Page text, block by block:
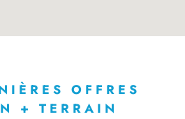
OFFRES
+ TERRAIN